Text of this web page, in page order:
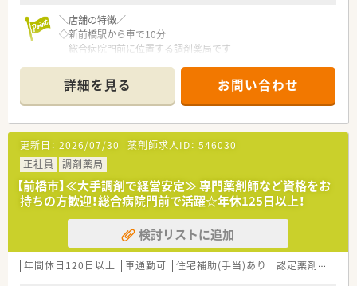
待ち時間0でのお渡しや、ドライブスルーでの服薬指導も実施し
ています。
薬歴は全店舗でMusubiを導入♪
在宅医療にも積極的に対応しており、薬剤師としてのスキルが磨
ける環境です。
健康測定会や地域イベントへも積極参加！
薬剤師がより身近な存在となるよう日々活動されています♪
残業は1分単位にて支給！
全社で月間残業10時間以下を目指して取り組んでおり、メリハ
リつけて働きたい方にオススメの環境です♪
また女性薬剤師が多数活躍されており、
妊娠・出産・育児などのライフイベントに最大限の配慮を行って
います。
＼店舗の特徴／
◇新前橋駅から車で10分
総合病院門前に位置する調剤薬局です
薬剤師さん3-4名体制で対応しています。
医療事務さんも配置しており、
薬剤師業務に専念できる職場環境です。
◇専門薬剤師□をお持ちの方歓迎！
資格支援制度や資格手当が充実しており、
継続して更新いただける環境です。
＼数字でみる同企業／
・大学病院・総合病院を中心とした門前薬局への出店割合 約
63％
・全国の大学病院総数に対する出店割合 約50%
・従業員の男女比率 4:7（女性が多め）
・育休からの復帰者の社員定着率 97％
・在宅医療の実施実績 90%以上
詳細を見る お問い合わせ
更新日： 2026/07/30 薬剤師求人ID： 546030
正社員
調剤薬局
【前橋市】≪大手調剤で経営安定≫ 専門薬剤師など資格をお
持ちの方歓迎！総合病院門前で活躍☆年休125日以上！
検討リストに追加
年間休日120日以上 車通勤可 住宅補助(手当)あり 認定薬剤師取得支援あり